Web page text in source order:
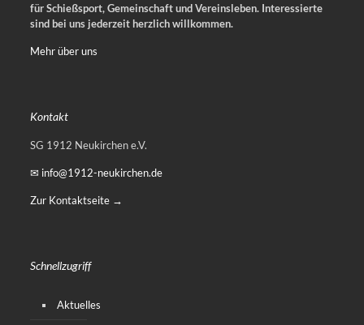
für Schießsport, Gemeinschaft und Vereinsleben. Interessierte
sind bei uns jederzeit herzlich willkommen.
Mehr über uns
Kontakt
SG 1912 Neukirchen e.V.
✉ info@1912-neukirchen.de
Zur Kontaktseite →
Schnellzugriff
Aktuelles